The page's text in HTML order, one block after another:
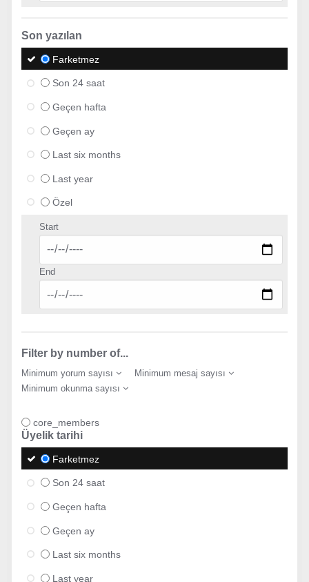
Son yazılan
Farketmez
Son 24 saat
Geçen hafta
Geçen ay
Last six months
Last year
Özel
Start
End
Filter by number of...
Minimum yorum sayısı
Minimum mesaj sayısı
Minimum okunma sayısı
core_members
Üyelik tarihi
Farketmez
Son 24 saat
Geçen hafta
Geçen ay
Last six months
Last year